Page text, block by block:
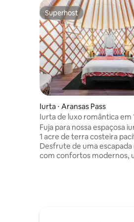
Superhost
Superhost
Iurta ⋅ Aransas Pass
Iurta de luxo romântica em
Texas
Fuja para nossa espaçosa
1 acre de terra costeira
Desfrute de uma
com confortos modernos,
churrasqueira. Perfeito
observar as estrelas e